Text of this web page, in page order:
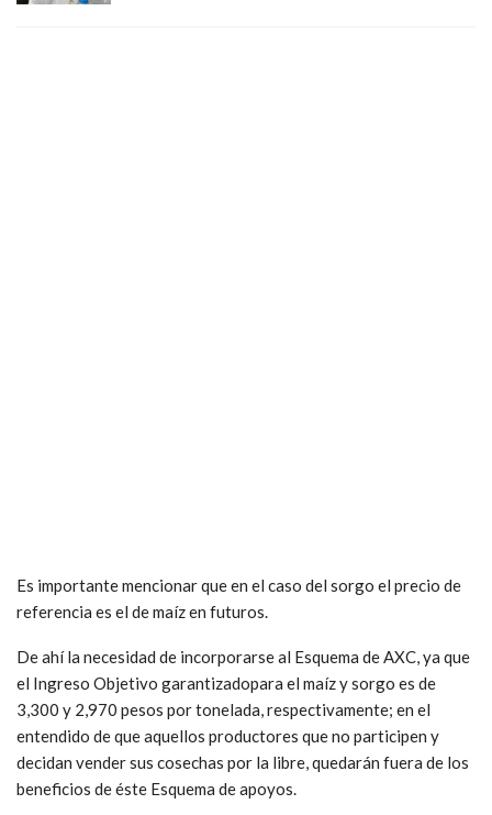
Es importante mencionar que en el caso del sorgo el precio de
referencia es el de maíz en futuros.
De ahí la necesidad de incorporarse al Esquema de AXC, ya que
el Ingreso Objetivo garantizadopara el maíz y sorgo es de
3,300 y 2,970 pesos por tonelada, respectivamente; en el
entendido de que aquellos productores que no participen y
decidan vender sus cosechas por la libre, quedarán fuera de los
beneficios de éste Esquema de apoyos.